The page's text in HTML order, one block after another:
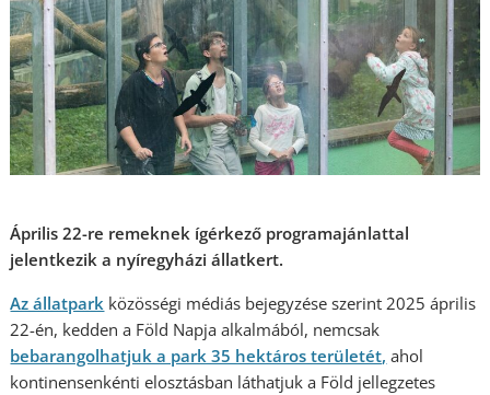
Április 22-re remeknek ígérkező programajánlattal
jelentkezik a nyíregyházi állatkert.
Az állatpark közösségi médiás bejegyzése szerint 2025 április
22-én, kedden a Föld Napja alkalmából, nemcsak
bebarangolhatjuk a park 35 hektáros területét, ahol
kontinensenkénti elosztásban láthatjuk a Föld jellegzetes